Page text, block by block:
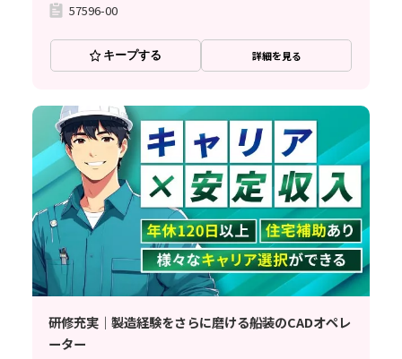
57596-00
キープする 詳細を見る
研修充実｜製造経験をさらに磨ける船装のCADオペレ
ーター